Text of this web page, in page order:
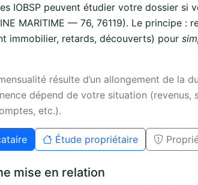
IOBSP peuvent étudier votre dossier si
MARITIME — 76, 76119). Le principe
immobilier, retards, découverts) pour
résulte d’un allongement de la
dépend de votre situation (revenus,
etc.).
Étude propriétaire
mise en relation